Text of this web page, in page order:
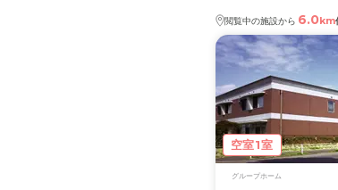
閲覧中の施設から 6.0km
空室1室
グループホーム